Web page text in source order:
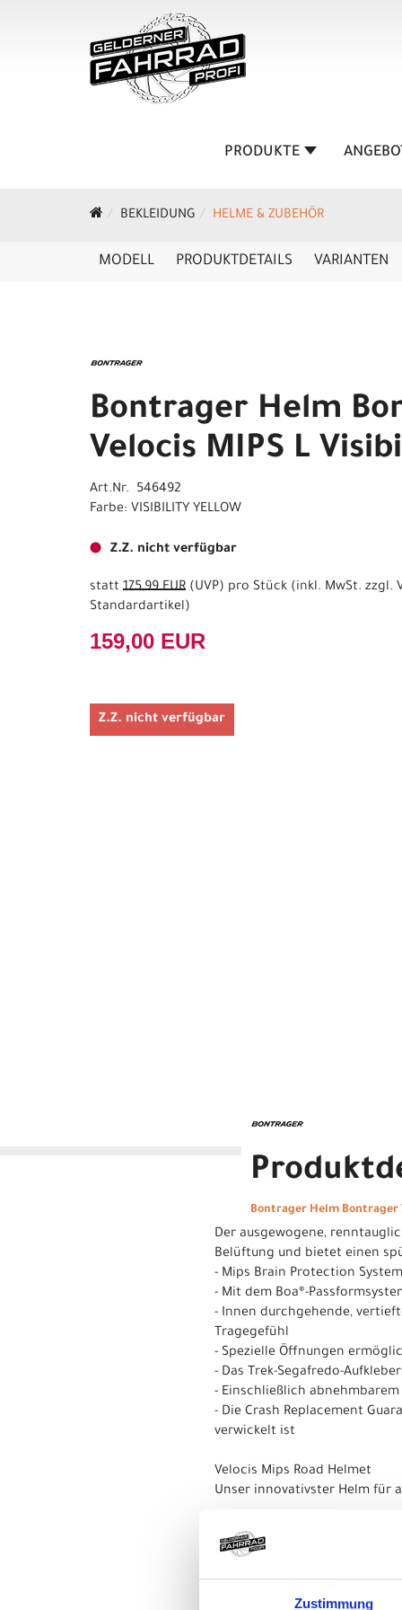
Zustimmung
PRODUKTE
BEKLEIDUNG HELME & ZUBEHÖR
MODELL PRODUKTDETAILS VARIANTEN
Bontrager Helm
Velocis MIPS L
Art.Nr. 546492
Farbe: VISIBILITY YELLOW
Z.Z. nicht verfügbar
statt 175,99 EUR (UVP) pro Stück (inkl. MwSt. zzgl.
Standardartikel)
159,00 EUR
Z.Z. nicht verfügbar
Bontrager Helm Bontrager
Der ausgewogene,
Belüftung und bietet einen
- Mips Brain Protection System
- Mit dem Boa®-
- Innen durchgehende,
Tragegefühl
- Spezielle Öffnungen
- Das Trek-Segafredo-
- Einschließlich
- Die Crash Replacement
verwickelt ist
Velocis Mips Road Helmet
Unser innovativster Helm für
Multi-Directional Impact
Mips, das in jahrelanger